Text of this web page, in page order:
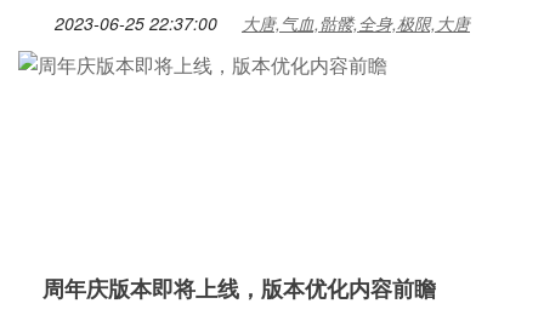
2023-06-25 22:37:00 大唐,气血,骷髅,全身,极限,大唐
周年庆版本即将上线，版本优化内容前瞻